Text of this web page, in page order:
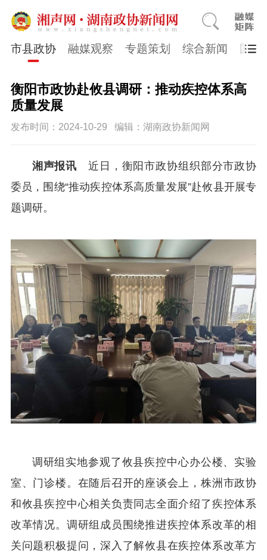
市县政协 融媒观察 专题策划 综合新闻 国医
衡阳市政协赴攸县调研：推动疾控体系高
质量发展
发布时间：2024-10-29 编辑：湖南政协新闻网
湘声报讯 近日，衡阳市政协组织部分市政协
委员，围绕“推动疾控体系高质量发展”赴攸县开展专
题调研。
调研组实地参观了攸县疾控中心办公楼、实验
室、门诊楼。在随后召开的座谈会上，株洲市政协
和攸县疾控中心相关负责同志全面介绍了疾控体系
改革情况。调研组成员围绕推进疾控体系改革的相
关问题积极提问，深入了解攸县在疾控体系改革方